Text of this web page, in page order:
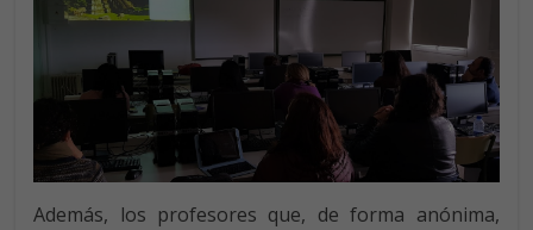
Además, los profesores que, de forma anónima,